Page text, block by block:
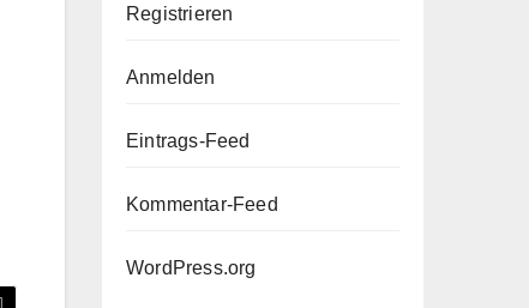
Registrieren
Anmelden
Eintrags-Feed
Kommentar-Feed
WordPress.org